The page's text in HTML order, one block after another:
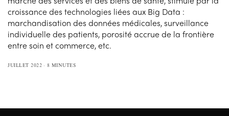
croissance des technologies liées aux Big Data :
marchandisation des données médicales, surveillance
individuelle des patients, porosité accrue de la frontière
entre soin et commerce, etc.
JUILLET 2022 8 MINUTES